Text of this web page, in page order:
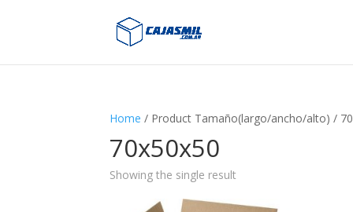
Home / Product Tamaño(largo/ancho/alto) /
70x50x50
Showing the single result